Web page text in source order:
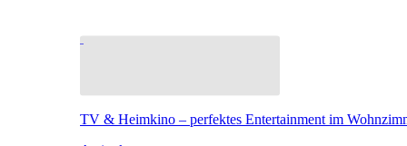
TV & Heimkino – perfektes Entertainment im